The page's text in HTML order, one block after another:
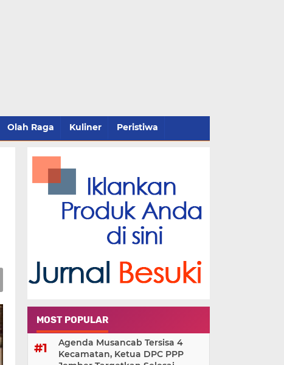
Olah Raga Kuliner Peristiwa
MOST POPULAR
Agenda Musancab Tersisa 4
Kecamatan, Ketua DPC PPP